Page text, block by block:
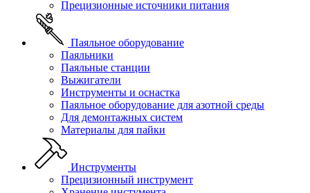
Прецизионные источники питания
Паяльное оборудование
Паяльники
Паяльные станции
Выжигатели
Инструменты и оснастка
Паяльное оборудование для азотной среды
Для демонтажных систем
Материалы для пайки
Инструменты
Прецизионный инструмент